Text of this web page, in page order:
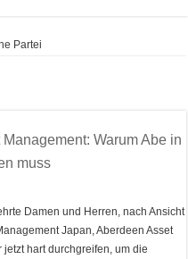
Partei
Warum Abe in
muss
Damen und Herren, nach Ansicht
Japan, Aberdeen Asset
hart durchgreifen, um die